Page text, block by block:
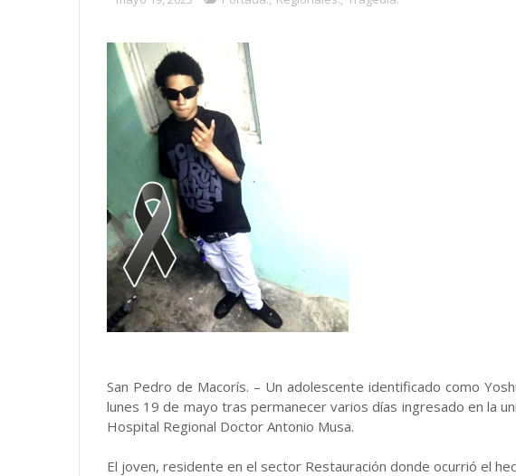
San Pedro de Macorís. – Un adolescente identificado como
lunes 19 de mayo tras permanecer varios días ingresado en la
Hospital Regional Doctor Antonio Musa.
El joven, residente en el sector Restauración donde ocurrió el